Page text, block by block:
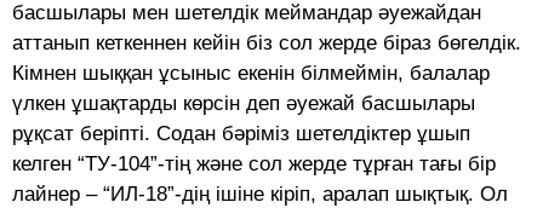
басшылары мен шетелдiк меймандар әуежайдан
аттанып кеткеннен кейiн бiз сол жерде бiраз бөгелдiк.
Кiмнен шыққан ұсыныс екенiн бiлмеймiн, балалар
үлкен ұшақтарды көрсiн деп әуежай басшылары
рұқсат берiптi. Содан бәрiмiз шетелдiктер ұшып
келген “ТУ-104”-тiң және сол жерде тұрған тағы бiр
лайнер – “ИЛ-18”-дiң iшiне кiрiп, аралап шықтық. Ол